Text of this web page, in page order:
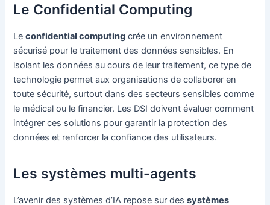
Le Confidential Computing
Leconfidential computing crée un environnement
sécurisé pour le traitement des données sensibles. En
isolant les données au cours de leur traitement, ce type de
technologie permet aux organisations de collaborer en
toute sécurité, surtout dans des secteurs sensibles comme
le médical ou le financier. Les DSI doivent évaluer comment
intégrer ces solutions pour garantir la protection des
données et renforcer la confiance des utilisateurs.
Les systèmes multi-agents
L’avenir des systèmes d’IA repose sur dessystèmes